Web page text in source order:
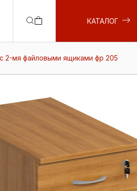
КАТАЛОГ
2-мя файловыми ящиками фр 205